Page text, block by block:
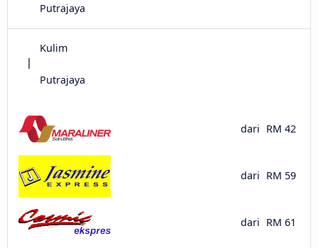
Putrajaya
Kulim
Putrajaya
dari RM 42
dari RM 59
dari RM 61